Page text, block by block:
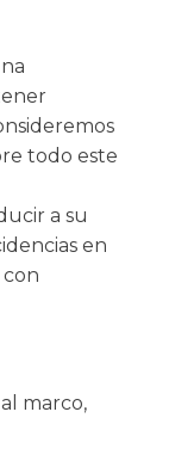
todo este
a su
en
marco,